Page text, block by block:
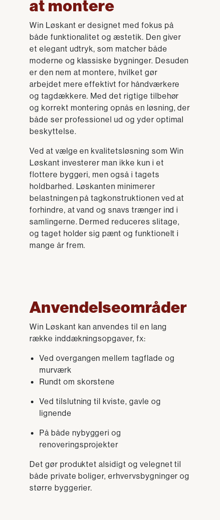
at montere
Win Løskant er designet med fokus på
både funktionalitet og æstetik. Den giver
et elegant udtryk, som matcher både
moderne og klassiske bygninger. Desuden
er den nem at montere, hvilket gør
arbejdet mere effektivt for håndværkere
og tagdækkere. Med det rigtige tilbehør
og korrekt montering opnås en løsning, der
både ser professionel ud og yder optimal
beskyttelse.
Ved at vælge en kvalitetsløsning som Win
Løskant investerer man ikke kun i et
flottere byggeri, men også i tagets
holdbarhed. Løskanten minimerer
belastningen på tagkonstruktionen ved at
forhindre, at vand og snavs trænger ind i
samlingerne. Dermed reduceres slitage,
og taget holder sig pænt og funktionelt i
mange år frem.
Anvendelseområder
Win Løskant kan anvendes til en lang
række inddækningsopgaver, fx:
Ved overgangen mellem tagflade og
murværk
Rundt om skorstene
Ved tilslutning til kviste, gavle og
lignende
På både nybyggeri og
renoveringsprojekter
Det gør produktet alsidigt og velegnet til
både private boliger, erhvervsbygninger og
større byggerier.